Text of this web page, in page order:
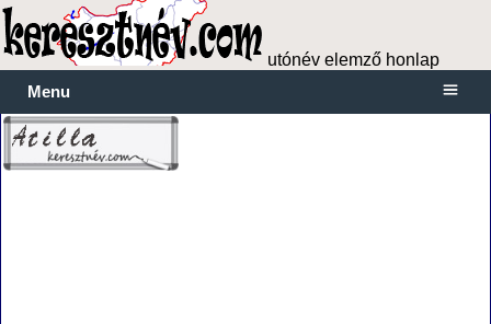
utónév elemző honlap
Menu